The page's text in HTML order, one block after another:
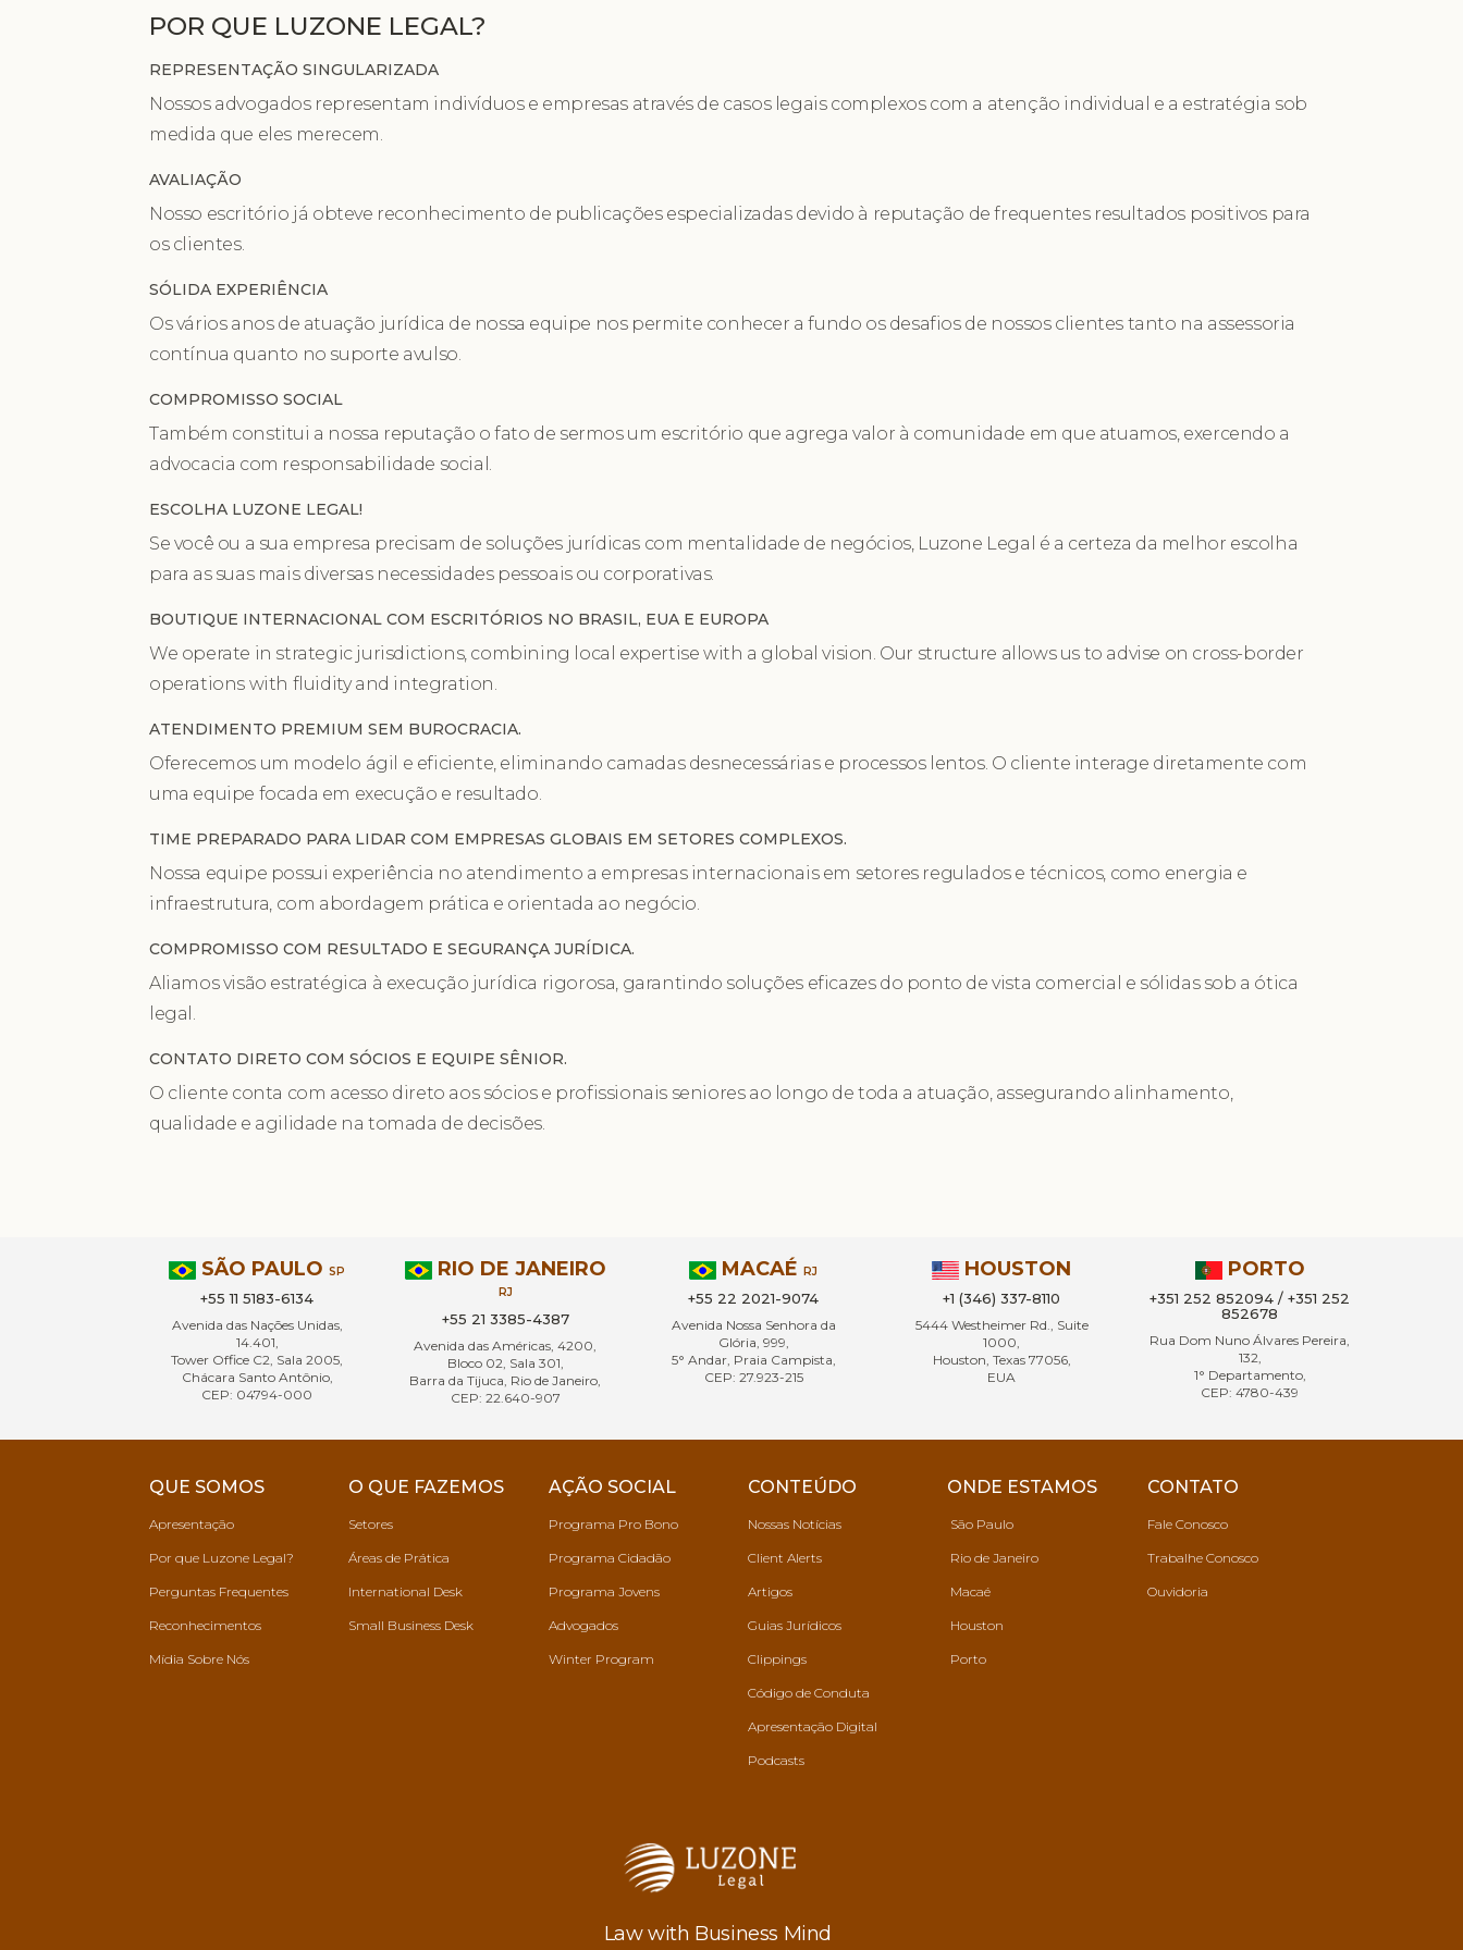
POR QUE LUZONE LEGAL?
REPRESENTAÇÃO SINGULARIZADA
Nossos advogados representam indivíduos e empresas através de casos legais complexos com a atenção individual e a estratégia sob
medida que eles merecem.
AVALIAÇÃO
Nosso escritório já obteve reconhecimento de publicações especializadas devido à reputação de frequentes resultados positivos para
os clientes.
SÓLIDA EXPERIÊNCIA
Os vários anos de atuação jurídica de nossa equipe nos permite conhecer a fundo os desafios de nossos clientes tanto na assessoria
contínua quanto no suporte avulso.
COMPROMISSO SOCIAL
Também constitui a nossa reputação o fato de sermos um escritório que agrega valor à comunidade em que atuamos, exercendo a
advocacia com responsabilidade social.
ESCOLHA LUZONE LEGAL!
Se você ou a sua empresa precisam de soluções jurídicas com mentalidade de negócios, Luzone Legal é a certeza da melhor escolha
para as suas mais diversas necessidades pessoais ou corporativas.
BOUTIQUE INTERNACIONAL COM ESCRITÓRIOS NO BRASIL, EUA E EUROPA
We operate in strategic jurisdictions, combining local expertise with a global vision. Our structure allows us to advise on cross-border
operations with fluidity and integration.
ATENDIMENTO PREMIUM SEM BUROCRACIA.
Oferecemos um modelo ágil e eficiente, eliminando camadas desnecessárias e processos lentos. O cliente interage diretamente com
uma equipe focada em execução e resultado.
TIME PREPARADO PARA LIDAR COM EMPRESAS GLOBAIS EM SETORES COMPLEXOS.
Nossa equipe possui experiência no atendimento a empresas internacionais em setores regulados e técnicos, como energia e
infraestrutura, com abordagem prática e orientada ao negócio.
COMPROMISSO COM RESULTADO E SEGURANÇA JURÍDICA.
Aliamos visão estratégica à execução jurídica rigorosa, garantindo soluções eficazes do ponto de vista comercial e sólidas sob a ótica
legal.
CONTATO DIRETO COM SÓCIOS E EQUIPE SÊNIOR.
O cliente conta com acesso direto aos sócios e profissionais seniores ao longo de toda a atuação, assegurando alinhamento,
qualidade e agilidade na tomada de decisões.
SÃO PAULO SP
+55 11 5183-6134
Avenida das Nações Unidas,
14.401,
Tower Office C2, Sala 2005,
Chácara Santo Antônio,
CEP: 04794-000
RIO DE JANEIRO
RJ
+55 21 3385-4387
Avenida das Américas, 4200,
Bloco 02, Sala 301,
Barra da Tijuca, Rio de Janeiro,
CEP: 22.640-907
MACAÉ RJ
+55 22 2021-9074
Avenida Nossa Senhora da
Glória, 999,
5° Andar, Praia Campista,
CEP: 27.923-215
HOUSTON
+1 (346) 337-8110
5444 Westheimer Rd., Suite
1000,
Houston, Texas 77056,
EUA
PORTO
+351 252 852094 / +351 252
852678
Rua Dom Nuno Álvares Pereira,
132,
1° Departamento,
CEP: 4780-439
QUE SOMOS
Apresentação
Por que Luzone Legal?
Perguntas Frequentes
Reconhecimentos
Mídia Sobre Nós
O QUE FAZEMOS
Setores
Áreas de Prática
International Desk
Small Business Desk
AÇÃO SOCIAL
Programa Pro Bono
Programa Cidadão
Programa Jovens
Advogados
Winter Program
CONTEÚDO
Nossas Notícias
Client Alerts
Artigos
Guias Jurídicos
Clippings
Código de Conduta
Apresentação Digital
Podcasts
ONDE ESTAMOS
São Paulo
Rio de Janeiro
Macaé
Houston
Porto
CONTATO
Fale Conosco
Trabalhe Conosco
Ouvidoria
Law with Business Mind